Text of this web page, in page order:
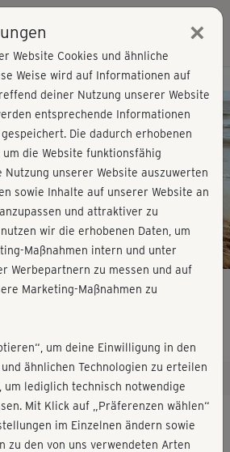
Play
Video
Good Morning
×
Website Cookies und ähnliche
Weise wird auf Informationen auf
deiner Nutzung unserer Website
entsprechende Informationen
Die dadurch erhobenen
um die Website funktionsfähig
unserer Website auszuwerten
sowie Inhalte auf unserer Website an
und attraktiver zu
wir die erhobenen Daten, um
Maßnahmen intern und unter
Werbepartnern zu messen und auf
Marketing-Maßnahmen zu
um deine Einwilligung in den
ähnlichen Technologien zu erteilen
um lediglich technisch notwendige
Mit Klick auf „Präferenzen wählen“
im Einzelnen ändern sowie
zu den von uns verwendeten Arten